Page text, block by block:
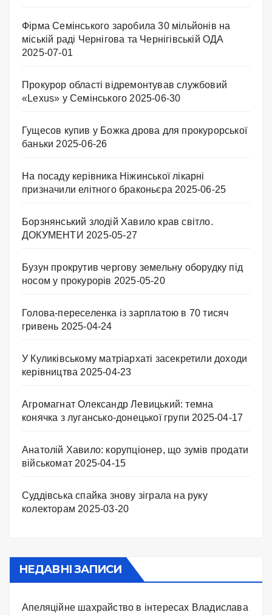
Фірма Семінського заробила 30 мільйонів на
міській раді Чернігова та Чернігівській ОДА
2025-07-01
Прокурор області відремонтував службовий
«Lexus» у Семінського 2025-06-30
Гущесов купив у Божка дрова для прокурорської
баньки 2025-06-26
На посаду керівника Ніжинської лікарні
призначили елітного браконьєра 2025-06-25
Борзнянський злодій Хавило крав світло.
ДОКУМЕНТИ 2025-05-27
Бузун прокрутив чергову земельну оборудку під
носом у прокурорів 2025-05-20
Голова-переселенка із зарплатою в 70 тисяч
гривень 2025-04-24
У Куликівському матріархаті засекретили доходи
керівництва 2025-04-23
Агромагнат Олександр Левицький: темна
конячка з лугансько-донецької групи 2025-04-17
Анатолій Хавило: корупціонер, що зумів продати
військомат 2025-04-15
Суддівська спайка знову зіграла на руку
колекторам 2025-03-20
НЕДАВНІ ЗАПИСИ
Апеляційне шахрайство в інтересах Владислава